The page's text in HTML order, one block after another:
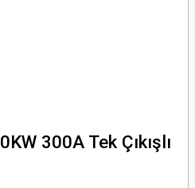
300A Tek Çıkışlı